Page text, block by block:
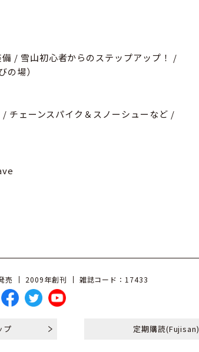
/ 雪山初心者からのステップアップ！ /
場）
チェーンスパイク＆スノーシューなど /
売 2009年創刊 雑誌コード：17433
プ 定期購読(Fujisan)